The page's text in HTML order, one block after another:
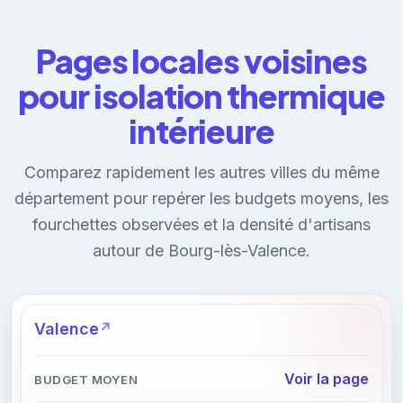
Pages locales voisines
pour isolation thermique
intérieure
Comparez rapidement les autres villes du même
département pour repérer les budgets moyens, les
fourchettes observées et la densité d'artisans
autour de Bourg-lès-Valence.
Valence
Voir la page